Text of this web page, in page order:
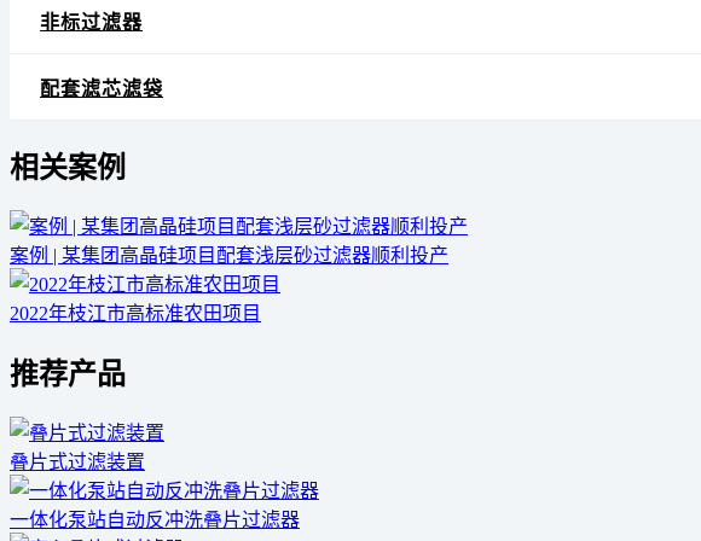
非标过滤器
配套滤芯滤袋
相关案例
案例 | 某集团高晶硅项目配套浅层砂过滤器顺利投产
2022年枝江市高标准农田项目
推荐产品
叠片式过滤装置
一体化泵站自动反冲洗叠片过滤器